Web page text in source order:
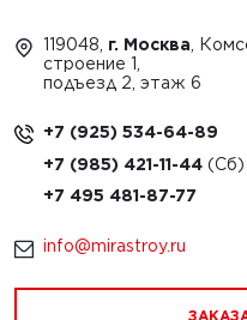
119048, г. Москва ,
строение 1,
подъезд 2, этаж 6
+7 (925) 534-64-89
+7 (985) 421-11-44
+7 495 481-87-77
info@mirastroy.ru